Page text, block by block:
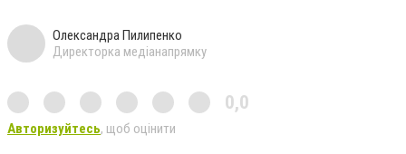
Олександра Пилипенко
Директорка медіанапрямку
0,0
Авторизуйтесь, щоб оцінити